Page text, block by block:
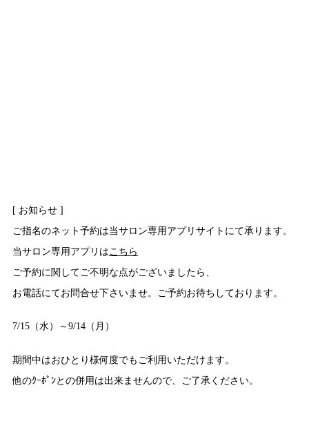
[ お知らせ ]
ご指名のネット予約は当サロン専用アプリサイトにて承ります。
当サロン専用アプリはこちら
ご予約に関してご不明な点がございましたら、
お電話にてお問合せ下さいませ。ご予約お待ちしております。
7/15（水）～9/14（月）
期間中はおひとり様何度でもご利用いただけます。
他のｸｰﾎﾟﾝとの併用は出来ませんので、ご了承ください。